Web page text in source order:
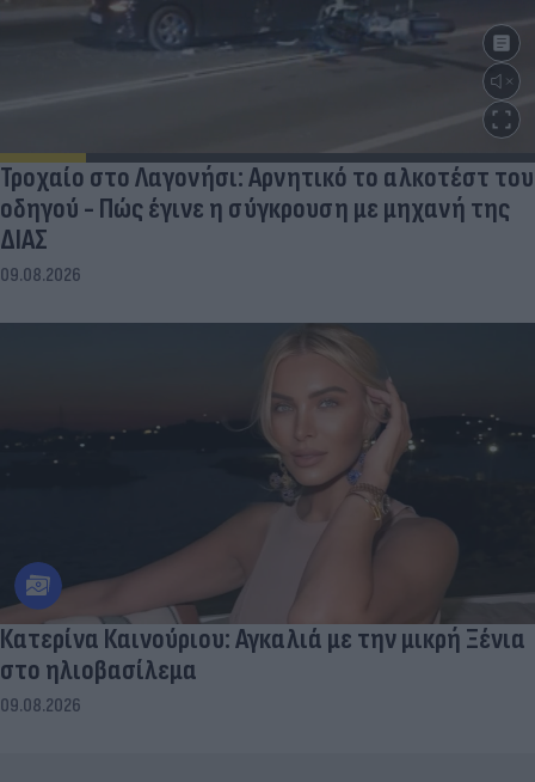
Τροχαίο στο Λαγονήσι: Αρνητικό το αλκοτέστ του
οδηγού - Πώς έγινε η σύγκρουση με μηχανή της
ΔΙΑΣ
09.08.2026
Κατερίνα Καινούριου: Αγκαλιά με την μικρή Ξένια
στο ηλιοβασίλεμα
09.08.2026